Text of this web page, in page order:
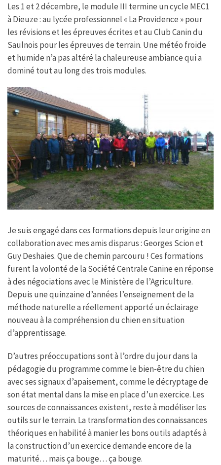
o
k
r
p
p
e
Les 1 et 2 décembre, le module III termine un cycle MEC1
à Dieuze : au lycée professionnel « La Providence » pour
les révisions et les épreuves écrites et au Club Canin du
Saulnois pour les épreuves de terrain. Une météo froide
et humide n’a pas altéré la chaleureuse ambiance qui a
dominé tout au long des trois modules.
Je suis engagé dans ces formations depuis leur origine en
collaboration avec mes amis disparus : Georges Scion et
Guy Deshaies. Que de chemin parcouru ! Ces formations
furent la volonté de la Société Centrale Canine en réponse
à des négociations avec le Ministère de l’Agriculture.
Depuis une quinzaine d’années l’enseignement de la
méthode naturelle a réellement apporté un éclairage
nouveau à la compréhension du chien en situation
d’apprentissage.
D’autres préoccupations sont à l’ordre du jour dans la
pédagogie du programme comme le bien-être du chien
avec ses signaux d’apaisement, comme le décryptage de
son état mental dans la mise en place d’un exercice. Les
sources de connaissances existent, reste à modéliser les
outils sur le terrain. La transformation des connaissances
théoriques en habilité à manier les bons outils adaptés à
la construction d’un exercice demande encore de la
maturité… mais ça bouge… ça bouge.